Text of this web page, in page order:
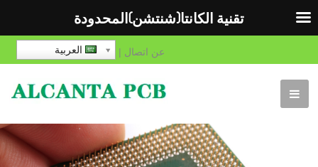
عن اتصال | العربية
تقنية الكانتا(شنتشن)المحدودة